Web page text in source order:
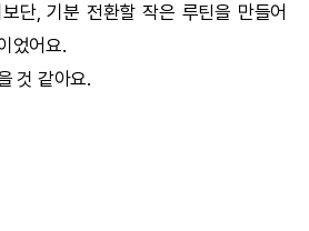
단, 기분 전환할 작은 루틴을 만들어
었어요.
것 같아요.